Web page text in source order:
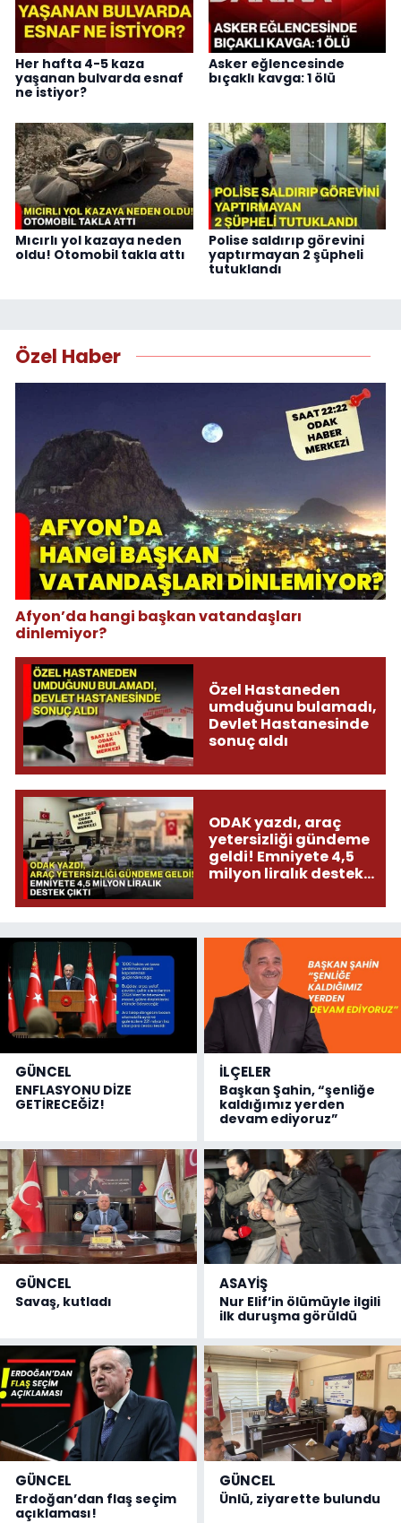
Her hafta 4-5 kaza
yaşanan bulvarda esnaf
ne istiyor?
Asker eğlencesinde
bıçaklı kavga: 1 ölü
Mıcırlı yol kazaya neden
oldu! Otomobil takla attı
Polise saldırıp görevini
yaptırmayan 2 şüpheli
tutuklandı
Özel Haber
Afyon’da hangi başkan vatandaşları
dinlemiyor?
Özel Hastaneden
umduğunu bulamadı,
Devlet Hastanesinde
sonuç aldı
ODAK yazdı, araç
yetersizliği gündeme
geldi! Emniyete 4,5
milyon liralık destek
GÜNCEL
ENFLASYONU DİZE
GETİRECEĞİZ!
İLÇELER
Başkan Şahin, “şenliğe
kaldığımız yerden
devam ediyoruz”
GÜNCEL
Savaş, kutladı
ASAYİŞ
Nur Elif’in ölümüyle ilgili
ilk duruşma görüldü
GÜNCEL
Erdoğan’dan flaş seçim
açıklaması!
GÜNCEL
Ünlü, ziyarette bulundu